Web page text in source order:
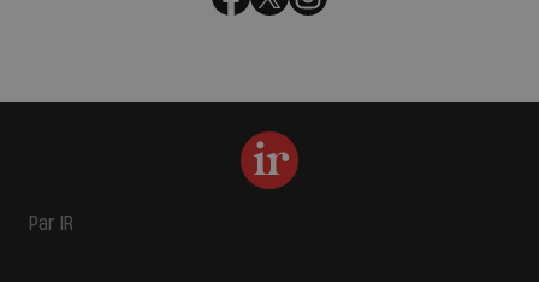
Par IR